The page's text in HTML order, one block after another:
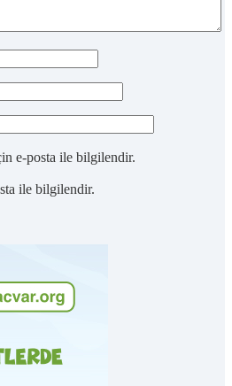
e-posta ile bilgilendir.
ile bilgilendir.